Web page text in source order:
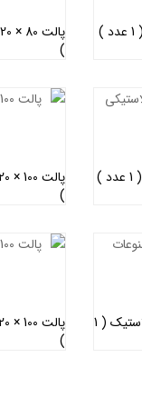
)
)
باکس پالت 100 × 120 کد 301 – سبلان پلاستیک ( 1
)